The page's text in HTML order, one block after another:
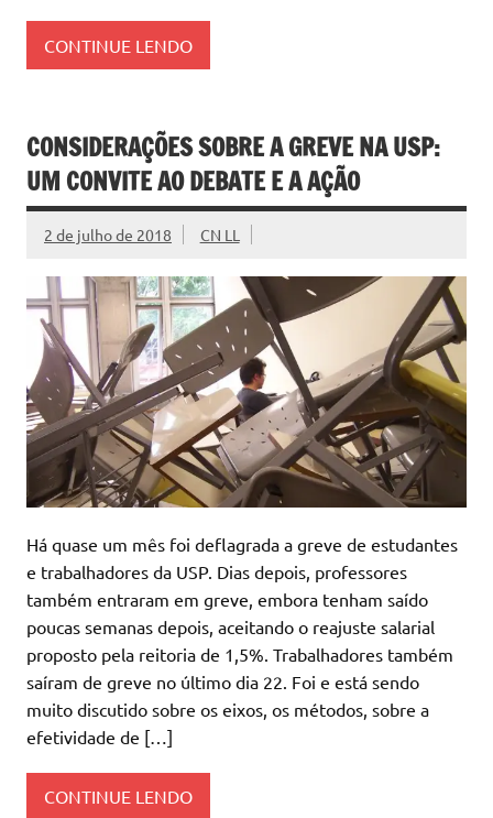
CONTINUE LENDO
CONSIDERAÇÕES SOBRE A GREVE NA USP:
UM CONVITE AO DEBATE E A AÇÃO
2 de julho de 2018 CN LL
Há quase um mês foi deflagrada a greve de estudantes
e trabalhadores da USP. Dias depois, professores
também entraram em greve, embora tenham saído
poucas semanas depois, aceitando o reajuste salarial
proposto pela reitoria de 1,5%. Trabalhadores também
saíram de greve no último dia 22. Foi e está sendo
muito discutido sobre os eixos, os métodos, sobre a
efetividade de […]
CONTINUE LENDO